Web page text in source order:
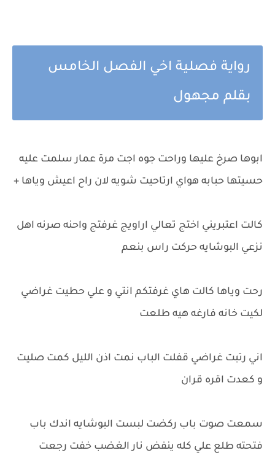
رواية فصلية اخي الفصل الخامس
بقلم مجهول
ابوها صرخ عليها وراحت جوه اجت مرة عمار سلمت عليه
حسيتها حبابه هواي ارتاحيت شويه لان راح اعيش وياها +
كالت اعتبريني اختج تعالي اراويج غرفتج واحنه صرنه اهل
نزعي البوشايه حركت راس بنعم
رحت وياها كالت هاي غرفتكم انتي و علي حطيت غراضي
لكيت خانه فارغه هيه طلعت
اني رتبت غراضي قفلت الباب نمت اذن الليل كمت صليت
و كعدت اقره قران
سمعت صوت باب ركضت لبست البوشايه اندك باب
فتحته طلع علي كله ينفض نار الغضب خفت رجعت